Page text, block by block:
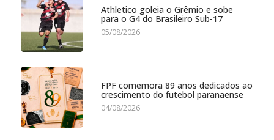
Athletico goleia o Grêmio e sobe
para o G4 do Brasileiro Sub-17
05/08/2026
FPF comemora 89 anos dedicados ao
crescimento do futebol paranaense
04/08/2026